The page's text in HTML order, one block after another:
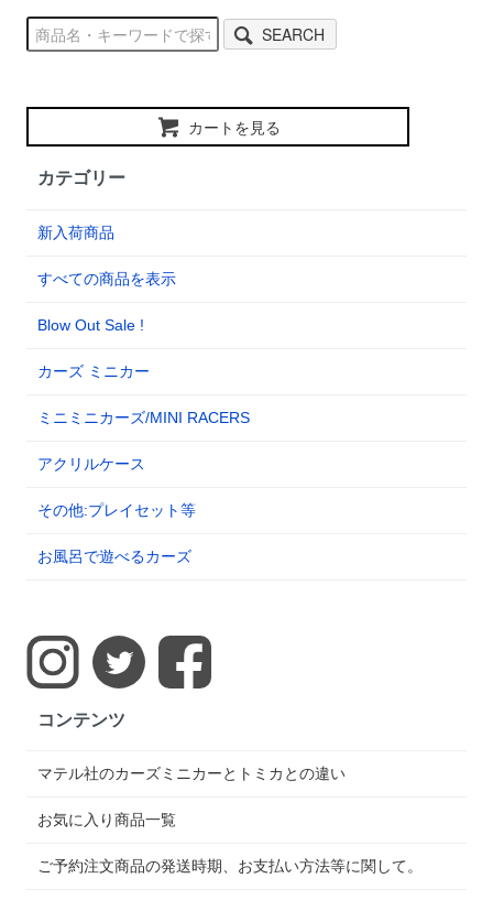
SEARCH
カートを見る
カテゴリー
新入荷商品
すべての商品を表示
Blow Out Sale !
カーズ ミニカー
ミニミニカーズ/MINI RACERS
アクリルケース
その他:プレイセット等
お風呂で遊べるカーズ
コンテンツ
マテル社のカーズミニカーとトミカとの違い
お気に入り商品一覧
ご予約注文商品の発送時期、お支払い方法等に関して。